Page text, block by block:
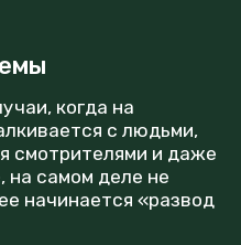
когда на
с людьми,
смотрителями и даже
на самом деле не
начинается «развод